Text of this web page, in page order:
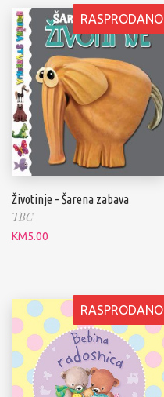
RASPRODANO
Životinje – Šarena zabava
TBC
KM5.00
RASPRODANO